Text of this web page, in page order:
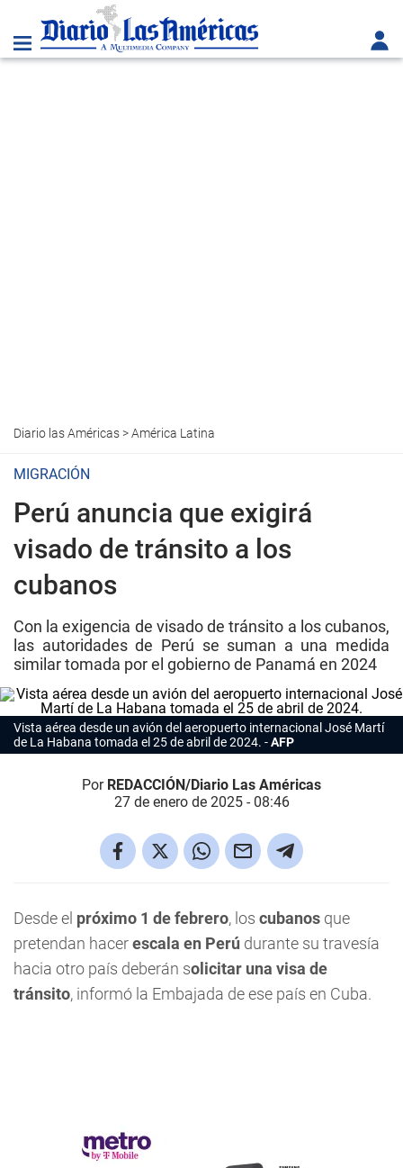
Diario las Américas>América Latina
MIGRACIÓN
Perú anuncia que exigirá
visado de tránsito a los
cubanos
Con la exigencia de visado de tránsito a los cubanos,
las autoridades de Perú se suman a una medida
similar tomada por el gobierno de Panamá en 2024
Vista aérea desde un avión del aeropuerto internacional José Martí
de La Habana tomada el 25 de abril de 2024.
AFP
Por REDACCIÓN/Diario Las Américas
27 de enero de 2025 - 08:46
Desde el próximo 1 de febrero, los cubanos que
pretendan hacerescala en Perú durante su travesía
hacia otro país deberán solicitar una visa de
tránsito, informó la Embajada de ese país en Cuba.